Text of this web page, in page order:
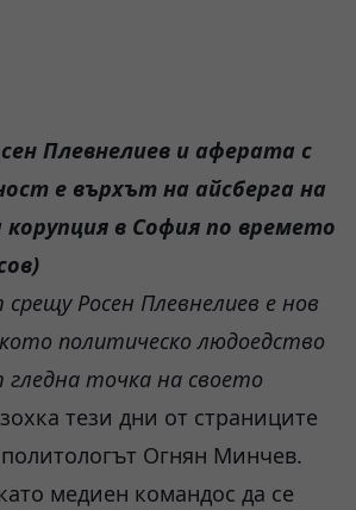
Плевнелиев и аферата с
е върхът на айсберга на
в София по времето
Росен Плевнелиев е нов
политическо людоедство
гледна точка на своето
тези дни от страниците
Огнян Минчев.
медиен командос да се